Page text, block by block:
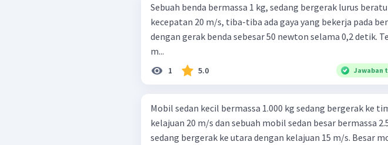
Sebuah benda bermassa 1 kg, sedang bergerak lurus
kecepatan 20 m/s, tiba-tiba ada gaya yang bekerja pada
dengan gerak benda sebesar 50 newton selama 0,2 detik.
m...
1 5.0 Jawaban
Mobil sedan kecil bermassa 1.000 kg sedang bergerak ke
kelajuan 20 m/s dan sebuah mobil sedan besar bermassa
sedang bergerak ke utara dengan kelajuan 15 m/s. Besar